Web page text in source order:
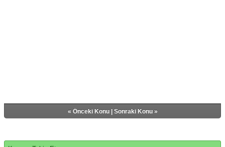
« Önceki Konu| Sonraki Konu»